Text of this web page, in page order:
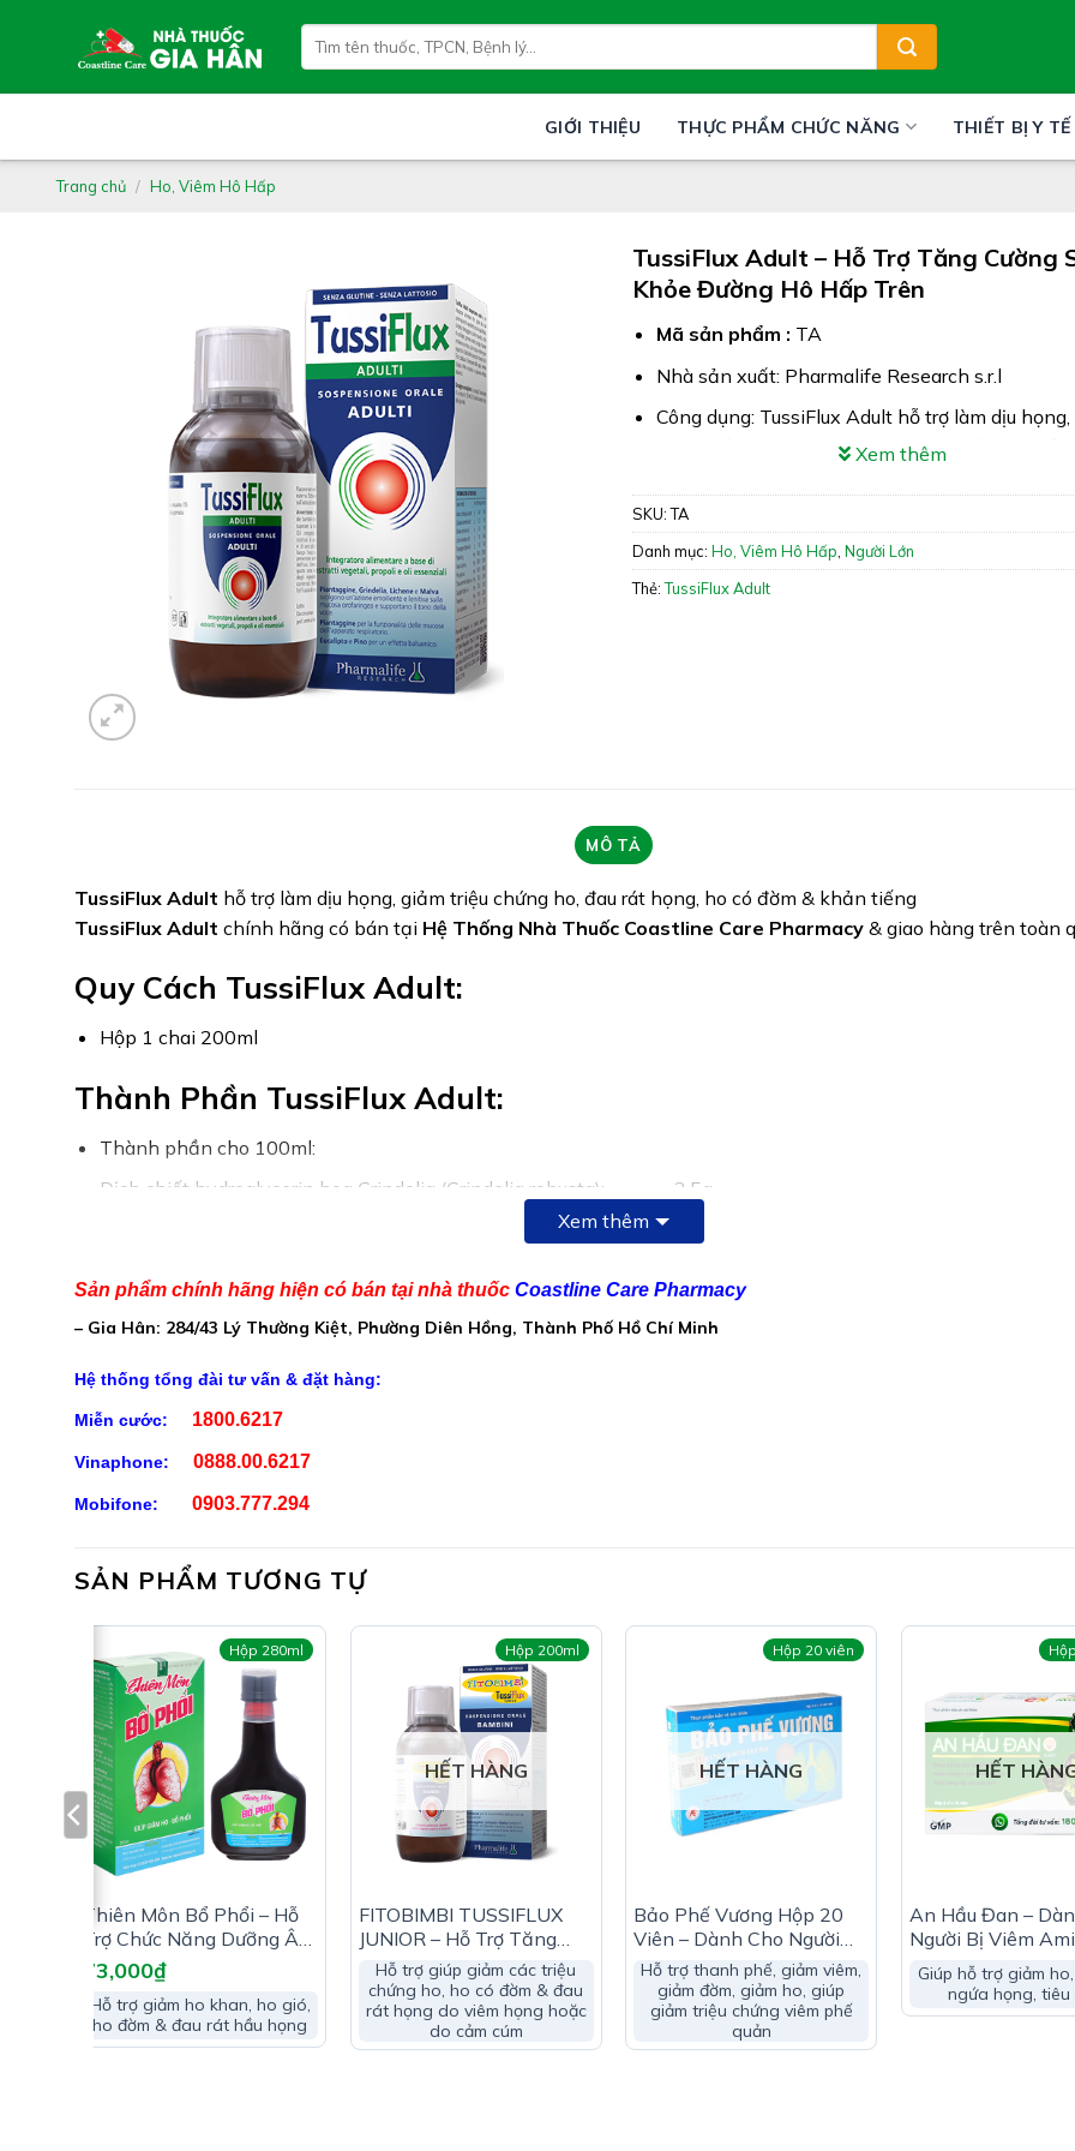
kiếm:
GIỚI THIỆU THỰC PHẨM CHỨC NĂNG THIẾT BỊ Y TẾ
Trang chủ / Ho, Viêm Hô Hấp
TussiFlux Adult – Hỗ Trợ Tăng Cường
Khỏe Đường Hô Hấp Trên
Mã sản phẩm : TA
Nhà sản xuất: Pharmalife Research s.r.l
Công dụng: TussiFlux Adult hỗ trợ làm dịu
triệu chứng ho, đau rát họng, ho có đờm & khản
Giấy phép: NA
Quy cách: Hộp 200ml
Xem thêm
SKU:TA
Danh mục: Ho, Viêm Hô Hấp Người Lớn
Thẻ:TussiFlux Adult
MÔ TẢ
TussiFlux Adult hỗ trợ làm dịu họng, giảm triệu chứng ho, đau rát họng, ho có đờm & khản tiếng
TussiFlux Adult chính hãng có bán tại Hệ Thống Nhà Thuốc Coastline Care Pharmacy & giao hàng trên toàn
Quy Cách TussiFlux Adult:
Hộp 1 chai 200ml
Thành Phần TussiFlux Adult:
Thành phần cho 100ml:
Dịch chiết hydroglycerin hoa Grindelia (Grindelia robusta):…………….2,5g
Dịch chiết hydroglycerin ngọn Cúc bất tử (Helichrysum italicum):……2,5g
Dịch chiết hydroglycerin lá mã đề (Plantago major):…………………………1g
Chiết xuất khô lá cây cẩm quỳ (Malva sylvestris):………………………250mg
Tinh dầu cỏ xạ hương (Thymus vulgaris):…………………………………..70mg
Chiết xuất khô keo ong (Propolis) định chuẩn 10% galangin:………….50mg
sorbat E202), chất điều chỉnh độ acid (acid citric E330), chất ổn định (gôm xanthan E415).
Không chứa lactose, Không chứa Gluten
Xem thêm
Sản phẩm chính hãng hiện có bán tại nhà thuốc Coastline Care Pharmacy
– Gia Hân: 284/43 Lý Thường Kiệt, Phường Diên Hồng, Thành Phố Hồ Chí Minh
Hệ thống tổng đài tư vấn & đặt hàng:
Miễn cước: 1800.6217
Vinaphone: 0888.00.6217
Mobifone: 0903.777.294
SẢN PHẨM TƯƠNG TỰ
Hộp 280ml
Thiên Môn Bổ Phổi – Hỗ
Trợ Chức Năng Dưỡng Âm
& Bổ Phổi
73,000₫
Hỗ trợ giảm ho khan, ho gió,
ho đờm & đau rát hầu họng
Hộp 200ml
HẾT HÀNG
FITOBIMBI TUSSIFLUX
JUNIOR – Hỗ Trợ Tăng
Cường Sức Khỏe Đường
Hô Hấp Trên
Hỗ trợ giúp giảm các triệu
chứng ho, ho có đờm & đau
rát họng do viêm họng hoặc
do cảm cúm
Hộp 20 viên
HẾT HÀNG
Bảo Phế Vương Hộp 20
Viên – Dành Cho Người
Khó Thở, Viêm Phổi, Viêm
Phế Quản
Hỗ trợ thanh phế, giảm viêm,
giảm đờm, giảm ho, giúp
giảm triệu chứng viêm phế
quản
HẾT
An Hầu Đan –
Người Bị Viêm
Viêm Họng Hạt
Giúp hỗ trợ giảm
ngứa họng, tiêu